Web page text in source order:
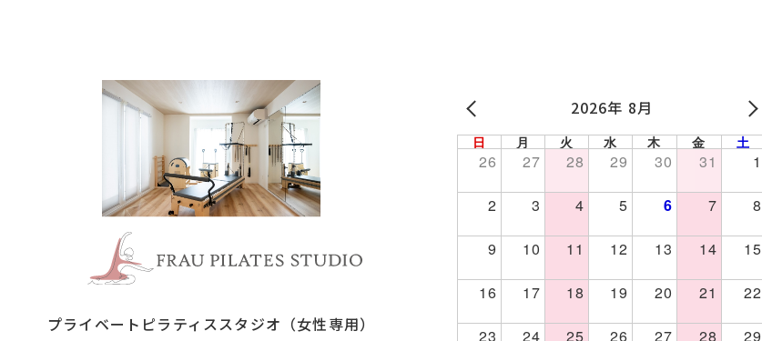
浦安市 ピラティススタジオ Frau 女性専用 パーソナル
プライベートピラティススタジオ （女性専用）
2026年 8月
日 月 火 水 木 金 土
26 27 28 29 30 31 1
2 3 4 5 6 7 8
9 10 11 12 13 14 15
16 17 18 19 20 21 22
23 24 25 26 27 28 29